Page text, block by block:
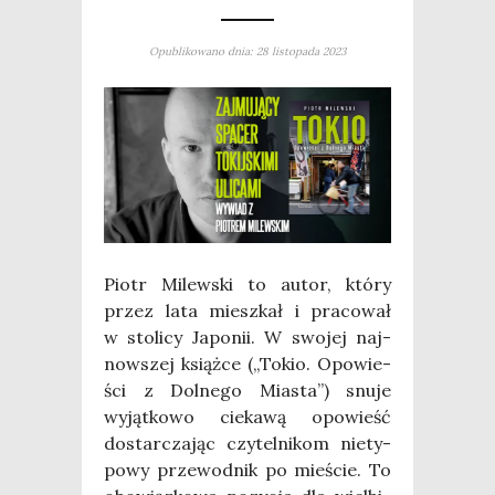
Opublikowano dnia: 28 listopada 2023
Piotr Milew­ski to autor, któ­ry
przez lata miesz­kał i pra­co­wał
w sto­li­cy Japo­nii. W swo­jej naj­
now­szej książ­ce („Tokio. Opo­wie­
ści z Dol­ne­go Mia­sta”) snu­je
wyjąt­ko­wo cie­ka­wą opo­wieść
dostar­cza­jąc czy­tel­ni­kom nie­ty­
po­wy prze­wod­nik po mie­ście. To